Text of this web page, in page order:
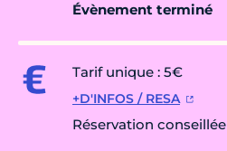
Évènement terminé
Tarif unique : 5€
+D'INFOS / RESA
Réservation conseillée